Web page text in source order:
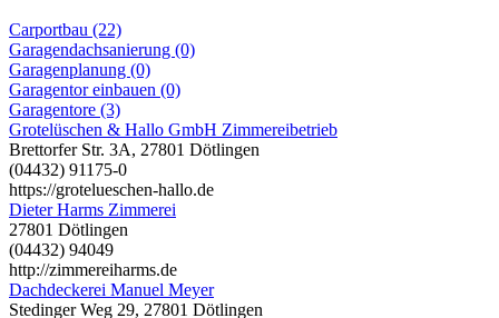
Carportbau (22)
Garagendachsanierung (0)
Garagenplanung (0)
Garagentor einbauen (0)
Garagentore (3)
Grotelüschen & Hallo GmbH Zimmereibetrieb
Brettorfer Str. 3A, 27801 Dötlingen
(04432) 91175-0
https://grotelueschen-hallo.de
Dieter Harms Zimmerei
27801 Dötlingen
(04432) 94049
http://zimmereiharms.de
Dachdeckerei Manuel Meyer
Stedinger Weg 29, 27801 Dötlingen